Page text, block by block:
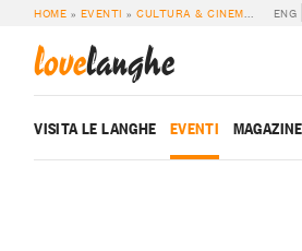
HOME » EVENTI »CULTURA & CINEMA » ENG
lovelanghe
VISITA LE LANGHE EVENTI MAGAZINE